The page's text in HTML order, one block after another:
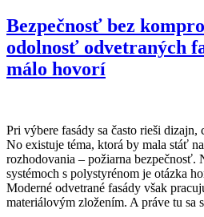
Bezpečnosť bez
odolnosť odvetraných
málo hovorí
Pri výbere fasády sa často rieši dizajn,
No existuje téma, ktorá by mala stáť
rozhodovania – požiarna bezpečnosť.
systémoch s polystyrénom je otázka
Moderné odvetrané fasády však
materiálovým zložením. A práve tu